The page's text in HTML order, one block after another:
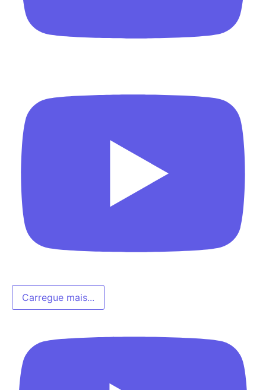
Carregue mais...